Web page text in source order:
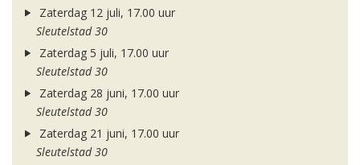
Zaterdag 12 juli, 17.00 uur
Sleutelstad 30
Zaterdag 5 juli, 17.00 uur
Sleutelstad 30
Zaterdag 28 juni, 17.00 uur
Sleutelstad 30
Zaterdag 21 juni, 17.00 uur
Sleutelstad 30